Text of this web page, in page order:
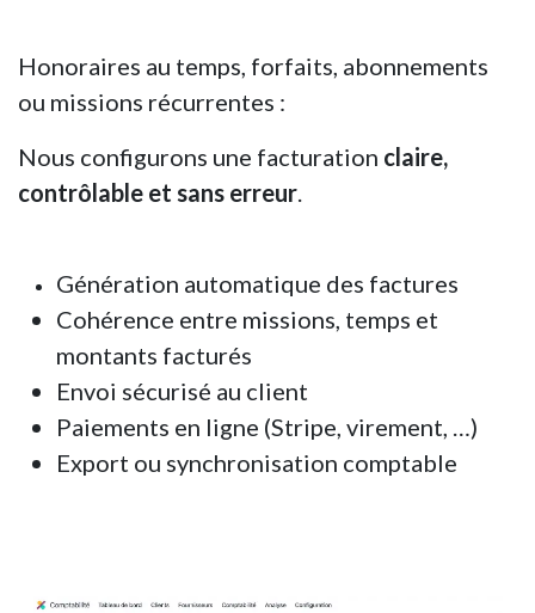
Honoraires au temps, forfaits, abonnements
ou missions récurrentes :
Nous configurons une facturation claire,
contrôlable et sans erreur.
Génération automatique des factures
Cohérence entre missions, temps et
montants facturés
Envoi sécurisé au client
Paiements en ligne (Stripe, virement, …)
Export ou synchronisation comptable